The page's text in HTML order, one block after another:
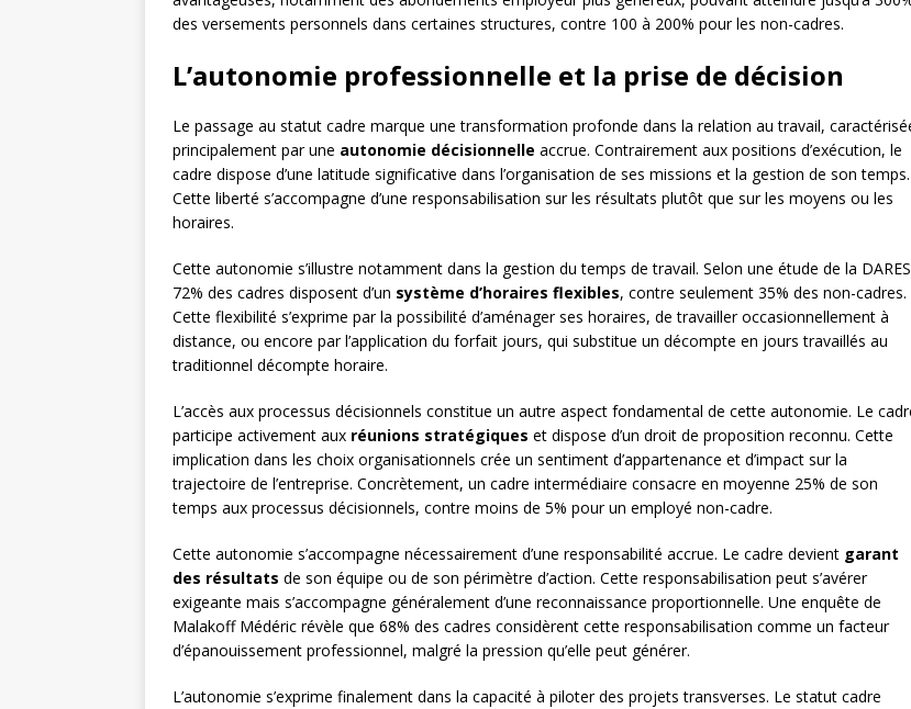
des versements personnels dans certaines structures, contre 100 à 200% pour les non-cadres.
L’autonomie professionnelle et la prise de décision
Le passage au statut cadre marque une transformation profonde dans la relation au travail,
principalement par une autonomie décisionnelle accrue. Contrairement aux positions d’exécution, le
cadre dispose d’une latitude significative dans l’organisation de ses missions et la gestion de son temps.
Cette liberté s’accompagne d’une responsabilisation sur les résultats plutôt que sur les moyens ou les
horaires.
Cette autonomie s’illustre notamment dans la gestion du temps de travail. Selon une étude de la
72% des cadres disposent d’un système d’horaires flexibles, contre seulement 35% des non-cadres.
Cette flexibilité s’exprime par la possibilité d’aménager ses horaires, de travailler occasionnellement à
distance, ou encore par l’application du forfait jours, qui substitue un décompte en jours travaillés au
traditionnel décompte horaire.
L’accès aux processus décisionnels constitue un autre aspect fondamental de cette autonomie. Le
participe activement aux réunions stratégiques et dispose d’un droit de proposition reconnu. Cette
implication dans les choix organisationnels crée un sentiment d’appartenance et d’impact sur la
trajectoire de l’entreprise. Concrètement, un cadre intermédiaire consacre en moyenne 25% de son
temps aux processus décisionnels, contre moins de 5% pour un employé non-cadre.
Cette autonomie s’accompagne nécessairement d’une responsabilité accrue. Le cadre devient garant
des résultats de son équipe ou de son périmètre d’action. Cette responsabilisation peut s’avérer
exigeante mais s’accompagne généralement d’une reconnaissance proportionnelle. Une enquête de
Malakoff Médéric révèle que 68% des cadres considèrent cette responsabilisation comme un facteur
d’épanouissement professionnel, malgré la pression qu’elle peut générer.
L’autonomie s’exprime finalement dans la capacité à piloter des projets transverses. Le statut cadre